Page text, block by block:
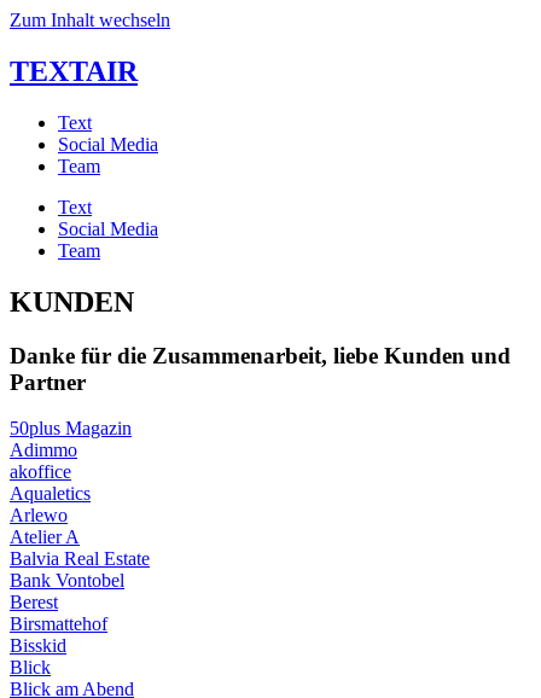
Zum Inhalt wechseln
TEXTAIR
Text
Social Media
Team
Text
Social Media
Team
KUNDEN
Danke für die Zusammenarbeit, liebe Kunden und
Partner
50plus Magazin
Adimmo
akoffice
Aqualetics
Arlewo
Atelier A
Balvia Real Estate
Bank Vontobel
Berest
Birsmattehof
Bisskid
Blick
Blick am Abend